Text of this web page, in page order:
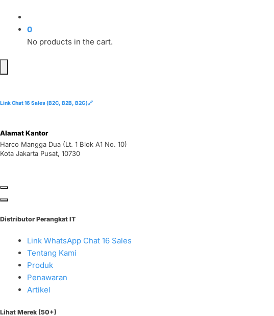
0
No products in the cart.
Link Chat 16 Sales (B2C, B2B, B2G)🔗
Alamat Kantor
Harco Mangga Dua (Lt. 1 Blok A1 No. 10)
Kota Jakarta Pusat, 10730
Distributor Perangkat IT
Link WhatsApp Chat 16 Sales
Tentang Kami
Produk
Penawaran
Artikel
Lihat Merek (50+)